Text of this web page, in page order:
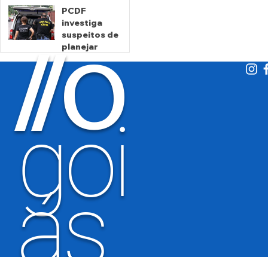
Goiás
há 2 horas
PCDF
investiga
suspeitos de
planejar
atentados no
período
eleitoral
há 2 dias
//O
goi
ás